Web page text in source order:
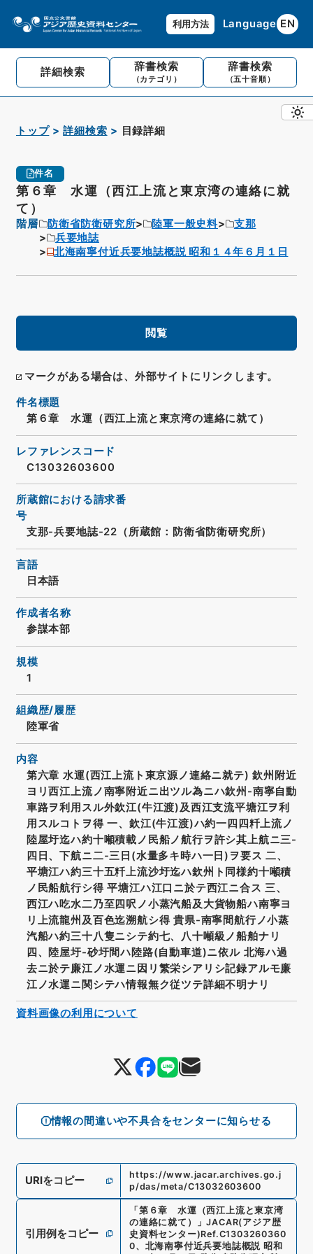
利用方法 Language EN
詳細検索 辞書検索
（カテゴリ）
辞書検索
（五十音順）
トップ 詳細検索 目録詳細
件名
第６章 水運（西江上流と東京湾の連絡に就
て）
階層 防衛省防衛研究所 陸軍一般史料
支那
兵要地誌
北海南寧付近兵要地誌概説 昭和１４年６月１日
閲覧
マークがある場合は、外部サイトにリンクします。
情報の間違いや不具合をセンターに知らせる
件名標題
第６章 水運（西江上流と東京湾の連絡に就て）
レファレンスコード
C13032603600
所蔵館における請求番
号
支那-兵要地誌-22（所蔵館：防衛省防衛研究所）
言語
日本語
作成者名称
参謀本部
規模
1
組織歴/履歴
陸軍省
内容
第六章 水運(西江上流ト東京源ノ連絡ニ就テ) 欽州附近
ヨリ西江上流ノ南寧附近ニ出ツル為ニハ欽州-南寧自動
車路ヲ利用スル外欽江(牛江渡)及西江支流平塘江ヲ利
用スルコトヲ得 一、欽江(牛江渡)ハ約一四四粁上流ノ
陸屋圩迄ハ約十噸積載ノ民船ノ航行ヲ許シ其上航ニ三-
四日、下航ニ二-三日(水量多キ時ハ一日)ヲ要ス 二、
平塘江ハ約三十五粁上流沙圩迄ハ欽州ト同様約十噸積
ノ民船航行シ得 平塘江ハ江口ニ於テ西江ニ合ス 三、
西江ハ吃水二乃至四呎ノ小蒸汽船及大貨物船ハ南寧ヨ
リ上流龍州及百色迄溯航シ得 貴県-南寧間航行ノ小蒸
汽船ハ約三十八隻ニシテ約七、八十噸級ノ船舶ナリ
四、陸屋圩-砂圩間ハ陸路(自動車道)ニ依ル 北海ハ過
去ニ於テ廉江ノ水運ニ因リ繁栄シアリシ記録アルモ廉
江ノ水運ニ関シテハ情報無ク従ツテ詳細不明ナリ
URIをコピー
https://www.jacar.archives.go.j
p/das/meta/C13032603600
引用例をコピー
「第６章 水運（西江上流と東京湾
の連絡に就て）
」JACAR(アジア歴
史資料センター)Ref.C1303260360
0、 北海南寧付近兵要地誌概説 昭和
資料画像の利用について